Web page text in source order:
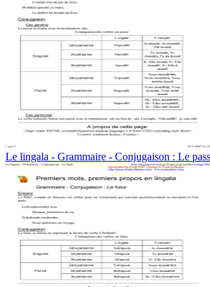
Le lingala - Grammaire - Conjugaison : Le